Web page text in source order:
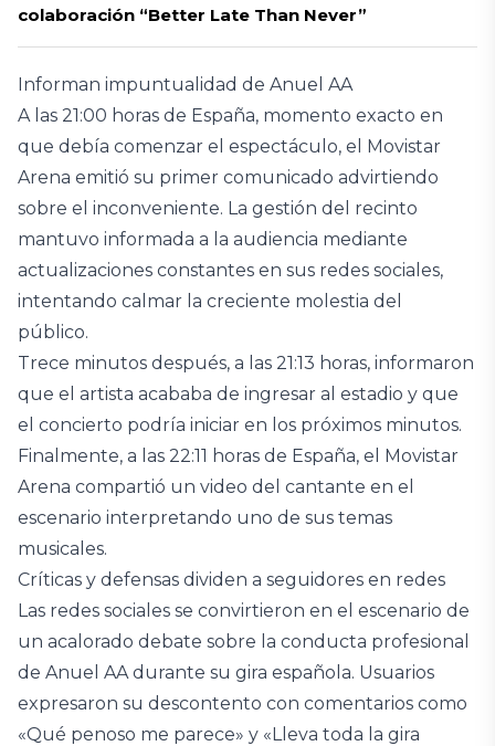
colaboración “Better Late Than Never”
Informan impuntualidad de Anuel AA
A las 21:00 horas de España, momento exacto en
que debía comenzar el espectáculo, el Movistar
Arena emitió su primer comunicado advirtiendo
sobre el inconveniente. La gestión del recinto
mantuvo informada a la audiencia mediante
actualizaciones constantes en sus redes sociales,
intentando calmar la creciente molestia del
público.
Trece minutos después, a las 21:13 horas, informaron
que el artista acababa de ingresar al estadio y que
el concierto podría iniciar en los próximos minutos.
Finalmente, a las 22:11 horas de España, el Movistar
Arena compartió un video del cantante en el
escenario interpretando uno de sus temas
musicales.
Críticas y defensas dividen a seguidores en redes
Las redes sociales se convirtieron en el escenario de
un acalorado debate sobre la conducta profesional
de Anuel AA durante su gira española. Usuarios
expresaron su descontento con comentarios como
«Qué penoso me parece» y «Lleva toda la gira